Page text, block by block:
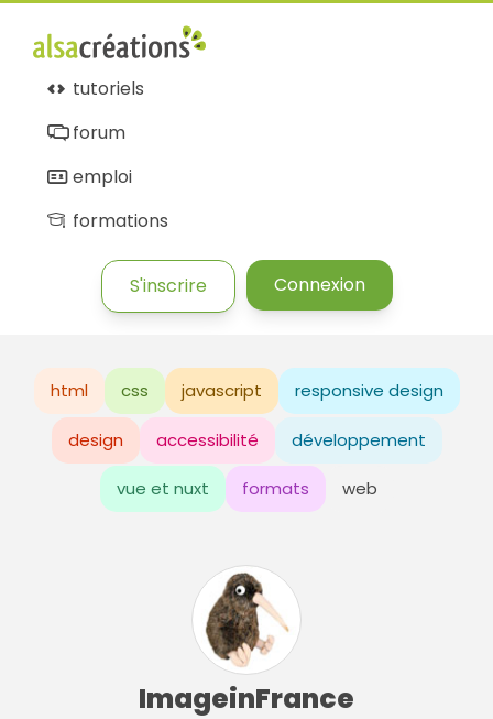
tutoriels
forum
emploi
formations
S'inscrire Connexion
html css javascript responsive design
design accessibilité développement
vue et nuxt formats web
ImageinFrance